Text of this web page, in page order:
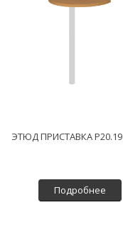
ЭТЮД ПРИСТАВКА P20.19
Подробнее